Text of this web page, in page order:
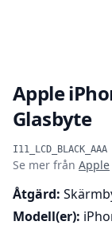
Apple
Glasbyte
I11_LCD_BLACK_AAA
Se mer från Apple
Åtgärd:
Modell(er):